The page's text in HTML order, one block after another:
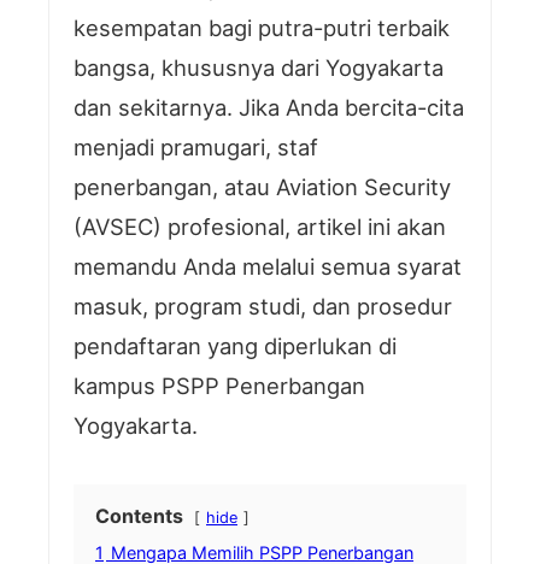
kesempatan bagi putra-putri terbaik
bangsa, khususnya dari Yogyakarta
dan sekitarnya. Jika Anda bercita-cita
menjadi pramugari, staf
penerbangan, atau Aviation Security
(AVSEC) profesional, artikel ini akan
memandu Anda melalui semua syarat
masuk, program studi, dan prosedur
pendaftaran yang diperlukan di
kampus PSPP Penerbangan
Yogyakarta.
Contents hide
1 Mengapa Memilih PSPP Penerbangan